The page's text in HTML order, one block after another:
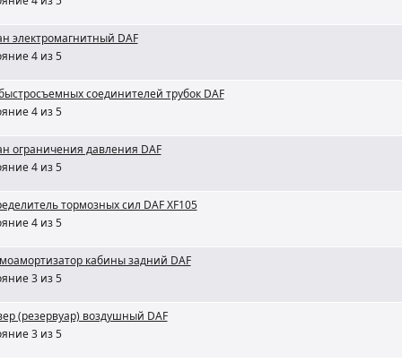
электромагнитный DAF
4 из 5
соединителей трубок DAF
4 из 5
ограничения давления DAF
4 из 5
тормозных сил DAF XF105
4 из 5
кабины задний DAF
3 из 5
(резервуар) воздушный DAF
3 из 5